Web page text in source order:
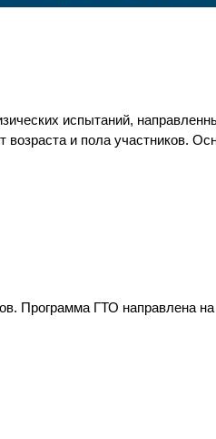
испытаний,
возраста и пола участников.
Программа ГТО направлена на